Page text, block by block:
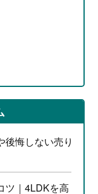
悔しない売り
ツ｜4LDKを高